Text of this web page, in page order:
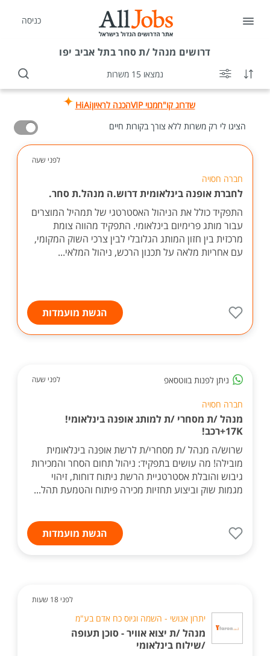
כניסה
דרושים מנהל /ת סחר בתל אביב יפו
נמצאו 15 משרות
שדרוג קו"חמנוי VIP הכנה לראיוןHiAi
הציגו לי רק משרות ללא צורך בקורות חיים
לפני שעה
חברה חסויה
לחברת אופנה בינלאומית דרוש.ה מנהל.ת סחר.
התפקיד כולל את הניהול האסטרטגי של תמהיל המוצרים
עבור מותג פרימיום בינלאומי. התפקיד מהווה צומת
מרכזית בין חזון המותג הגלובלי לבין צרכי השוק המקומי,
עם אחריות מלאה על תכנון הרכש, ניהול המלאי...
הגשת מועמדות
ניתן לפנות בווטסאפ לפני שעה
חברה חסויה
מנהל /ת מסחרי /ת למותג אופנה בינלאומי!
17K+רכב!
שרוש/ה מנהל /ת מסחרי/ת לרשת אופנה בינלאומית
מובילה! מה עושים בתפקיד: ניהול תחום הסחר והמכירות
גיבוש והובלת אסטרטגיית הרשת ניתוח דוחות, זיהוי
מגמות שוק וביצוע תחזיות מכירה פיתוח והטמעת תהל...
הגשת מועמדות
לפני 18 שעות
יתרון אנושי - השמה וגיוס כח אדם בע"מ
מנהל /ת יצוא אוויר - סוכן תעופה
/שילוח בינלאומי